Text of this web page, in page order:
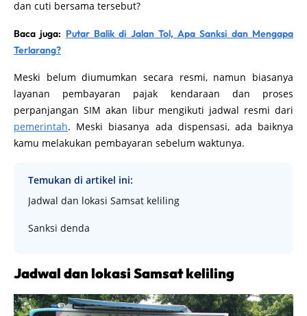
dan cuti bersama tersebut?
Baca juga: Putar Balik di Jalan Tol, Apa Sanksi dan Mengapa
Terlarang?
Meski belum diumumkan secara resmi, namun biasanya
layanan pembayaran pajak kendaraan dan proses
perpanjangan SIM akan libur mengikuti jadwal resmi dari
pemerintah. Meski biasanya ada dispensasi, ada baiknya
kamu melakukan pembayaran sebelum waktunya.
Temukan di artikel ini:
Jadwal dan lokasi Samsat keliling
Sanksi denda
Jadwal dan lokasi Samsat keliling